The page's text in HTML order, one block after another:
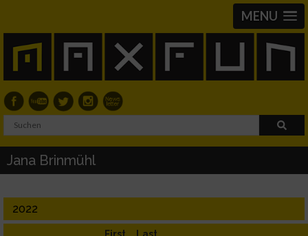
MENU
Jana Brinmühl
2022